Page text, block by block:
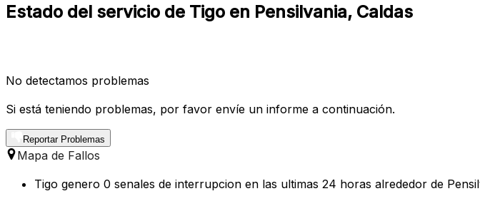
Estado del servicio de Tigo en Pensilvania, Caldas
No detectamos problemas
Si está teniendo problemas, por favor envíe un informe a continuación.
Reportar Problemas
Mapa de Fallos
Tigo genero 0 senales de interrupcion en las ultimas 24 horas alrededor de